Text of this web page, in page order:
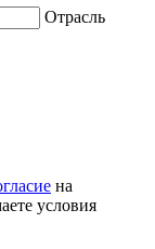
Отрасль
на
условия